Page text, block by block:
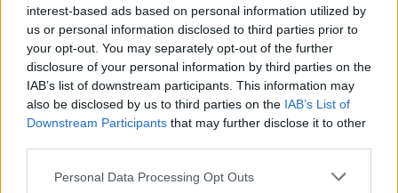
interest-based ads based on personal information utilized by
us or personal information disclosed to third parties prior to
your opt-out. You may separately opt-out of the further
disclosure of your personal information by third parties on the
IAB’s list of downstream participants. This information may
also be disclosed by us to third parties on the IAB’s List of
Downstream Participants that may further disclose it to other
Personal Data Processing Opt Outs
Apecchio (25)
Belforte all'Isauro (13)
Borgo Pace (7)